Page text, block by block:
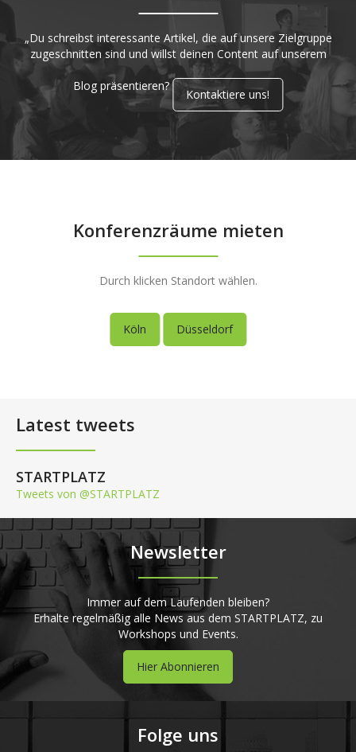
„Du schreibst interessante Artikel, die auf unsere Zielgruppe
zugeschnitten sind und willst deinen Content auf unserem
Blog präsentieren?
Kontaktiere uns!
Konferenzräume mieten
Durch klicken Standort wählen.
Köln Düsseldorf
Latest tweets
STARTPLATZ
Tweets von @STARTPLATZ
Newsletter
Immer auf dem Laufenden bleiben?
Erhalte regelmäßig alle News aus dem STARTPLATZ, zu
Workshops und Events.
Hier Abonnieren
Folge uns